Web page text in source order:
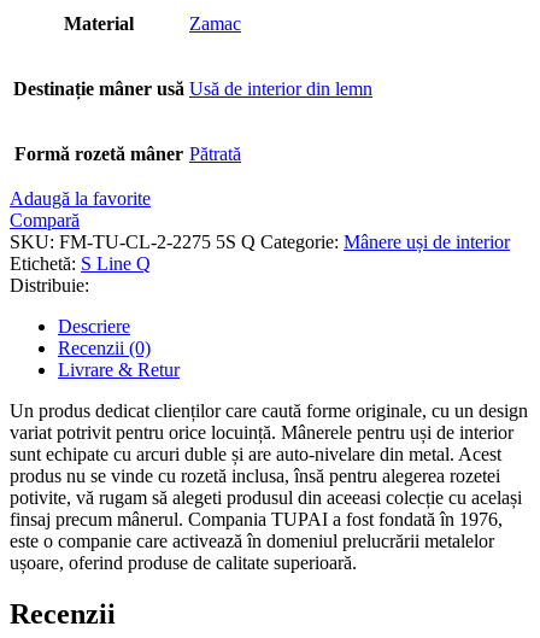
Material Zamac
Destinație mâner usă Usă de interior din lemn
Formă rozetă mâner Pătrată
Adaugă la favorite
Compară
SKU: FM-TU-CL-2-2275 5S Q Categorie: Mânere uși de interior
Etichetă: S Line Q
Distribuie:
Descriere
Recenzii (0)
Livrare & Retur
Un produs dedicat clienților care caută forme originale, cu un design
variat potrivit pentru orice locuință. Mânerele pentru uși de interior
sunt echipate cu arcuri duble și are auto-nivelare din metal. Acest
produs nu se vinde cu rozetă inclusa, însă pentru alegerea rozetei
potivite, vă rugam să alegeti produsul din aceeasi colecție cu același
finsaj precum mânerul. Compania TUPAI a fost fondată în 1976,
este o companie care activează în domeniul prelucrării metalelor
ușoare, oferind produse de calitate superioară.
Recenzii